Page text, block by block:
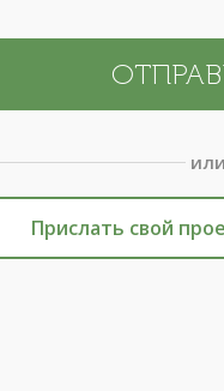
или
Прислать свой